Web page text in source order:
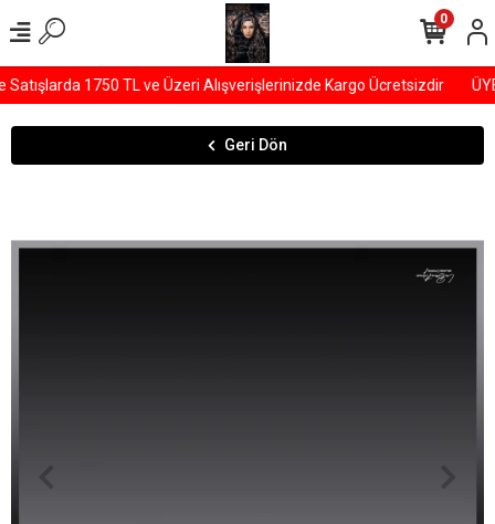
1750 TL ve Üzeri Alışverişlerinizde Kargo Ücretsizdir
0
Geri Dön